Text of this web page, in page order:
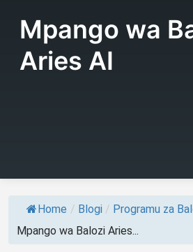
Mpango wa
Aries AI
Home / Blogi / Programu za
Mpango wa Balozi Aries...